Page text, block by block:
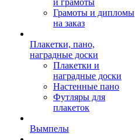
и грамоты
Грамоты и дипломы
на заказ
Плакетки, пано,
наградные доски
Плакетки и
наградные доски
Настенные пано
Футляры для
плакеток
Вымпелы